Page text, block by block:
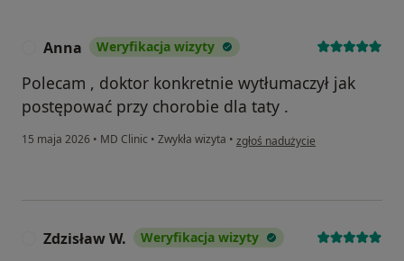
Anna Weryfikacja wizyty
Polecam , doktor konkretnie wytłumaczył jak
postępować przy chorobie dla taty .
15 maja 2026 • MD Clinic • Zwykła wizyta • w opinii użytkownika Anna
zgłoś nadużycie
Zdzisław W. Weryfikacja wizyty